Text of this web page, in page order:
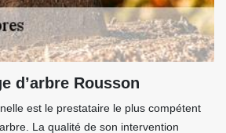
d’arbre Rousson
est le prestataire le plus compétent
La qualité de son intervention